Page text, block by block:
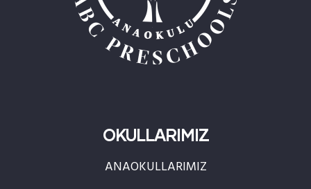
OKULLARIMIZ
ANAOKULLARIMIZ